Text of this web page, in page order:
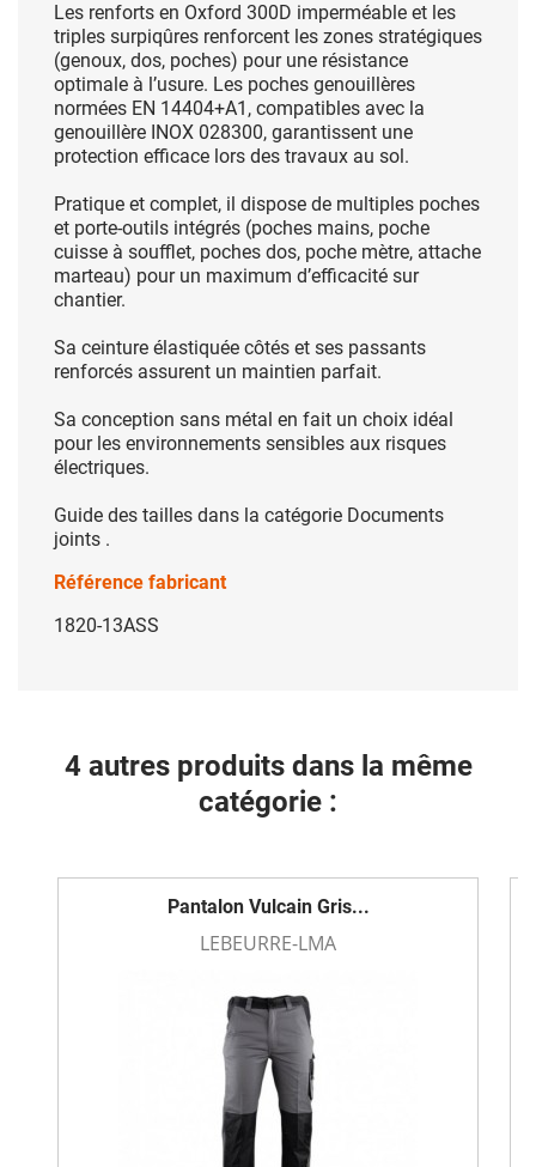
Les renforts en Oxford 300D imperméable et les
triples surpiqûres renforcent les zones stratégiques
(genoux, dos, poches) pour une résistance
optimale à l’usure. Les poches genouillères
normées EN 14404+A1, compatibles avec la
genouillère INOX 028300, garantissent une
protection efficace lors des travaux au sol.
Pratique et complet, il dispose de multiples poches
et porte-outils intégrés (poches mains, poche
cuisse à soufflet, poches dos, poche mètre, attache
marteau) pour un maximum d’efficacité sur
chantier.
Sa ceinture élastiquée côtés et ses passants
renforcés assurent un maintien parfait.
Sa conception sans métal en fait un choix idéal
pour les environnements sensibles aux risques
électriques.
Guide des tailles dans la catégorie Documents
joints .
Référence fabricant
1820-13ASS
4 autres produits dans la même
catégorie :
Pantalon Vulcain Gris...
LEBEURRE-LMA